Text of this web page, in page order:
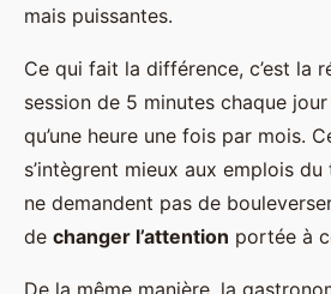
mais puissantes.
Ce qui fait la différence, c’est la
session de 5 minutes chaque
qu’une heure une fois par mois.
s’intègrent mieux aux emplois
ne demandent pas de
de changer l’attention portée à